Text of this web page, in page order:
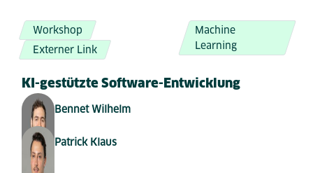
Workshop
Externer Link
Machine
Learning
KI-gestützte Software-Entwicklung
Bennet Wilhelm
Patrick Klaus